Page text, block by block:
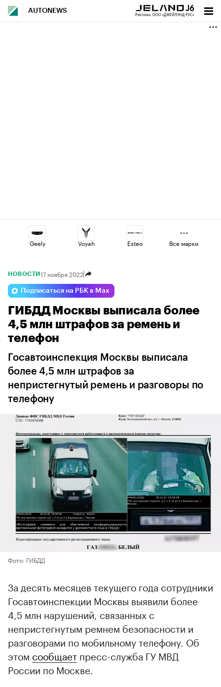
AUTONEWS
Geely Voyah Esteo
Lada Omoda
Volga Jaecoo Changan
Все марки
НОВОСТИ 17 ноября 2022
Подписаться на РБК в Max
ГИБДД Москвы выписала более
4,5 млн штрафов за ремень и
телефон
Госавтоинспекция Москвы выписала
более 4,5 млн штрафов за
непристегнутый ремень и разговоры по
телефону
Фото: ГИБДД
За десять месяцев текущего года сотрудники
Госавтоинспекции Москвы выявили более
4,5 млн нарушений, связанных с
непристегнутым ремнем безопасности и
разговорами по мобильному телефону. Об
этом сообщает пресс-служба ГУ МВД
России по Москве.